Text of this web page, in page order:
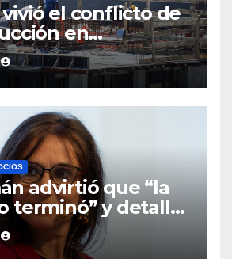
vivió el conflicto de
en
un
donde el
sus
advirtió que “la
terminó” y detalló
se preparó para